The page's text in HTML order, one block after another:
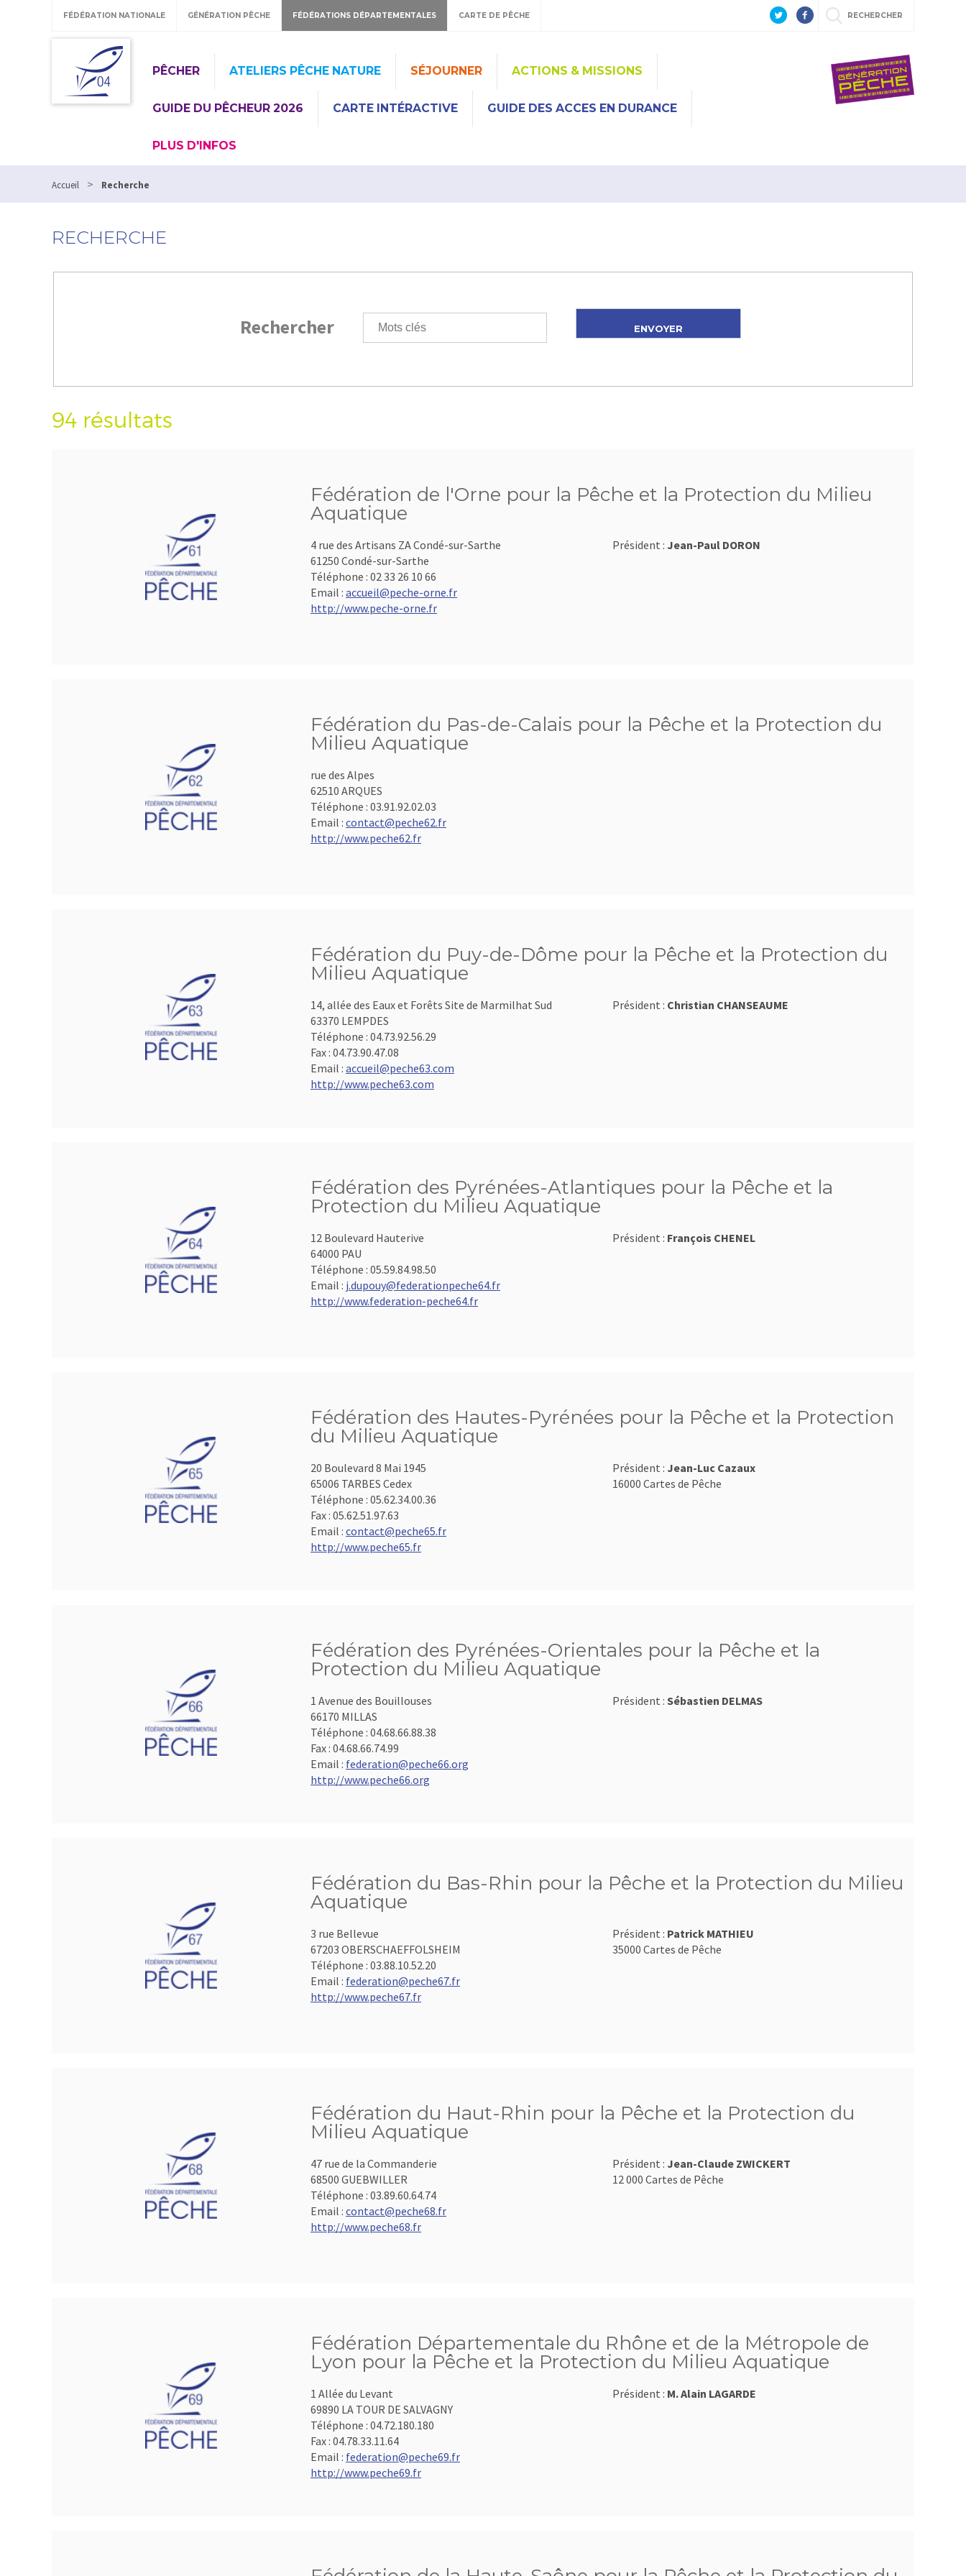
FÉDÉRATION NATIONALE GÉNÉRATION PÊCHE FÉDÉRATIONS DÉPARTEMENTALES CARTE DE PÊCHE RECHERCHER
PÊCHER ATELIERS PÊCHE NATURE SÉJOURNER ACTIONS & MISSIONS
GUIDE DU PÊCHEUR 2026 CARTE INTÉRACTIVE GUIDE DES ACCES EN DURANCE
PLUS D'INFOS
Accueil > Recherche
RECHERCHE
Rechercher
94 résultats
Fédération de l'Orne pour la Pêche et la Protection du Milieu
Aquatique
4 rue des Artisans ZA Condé-sur-Sarthe
61250 Condé-sur-Sarthe
Téléphone : 02 33 26 10 66
Email : accueil@peche-orne.fr
http://www.peche-orne.fr
Président : Jean-Paul DORON
Fédération du Pas-de-Calais pour la Pêche et la Protection du
Milieu Aquatique
rue des Alpes
62510 ARQUES
Téléphone : 03.91.92.02.03
Email : contact@peche62.fr
http://www.peche62.fr
Fédération du Puy-de-Dôme pour la Pêche et la Protection du
Milieu Aquatique
14, allée des Eaux et Forêts Site de Marmilhat Sud
63370 LEMPDES
Téléphone : 04.73.92.56.29
Fax : 04.73.90.47.08
Email : accueil@peche63.com
http://www.peche63.com
Président : Christian CHANSEAUME
Fédération des Pyrénées-Atlantiques pour la Pêche et la
Protection du Milieu Aquatique
12 Boulevard Hauterive
64000 PAU
Téléphone : 05.59.84.98.50
Email : j.dupouy@federationpeche64.fr
http://www.federation-peche64.fr
Président : François CHENEL
Fédération des Hautes-Pyrénées pour la Pêche et la Protection
du Milieu Aquatique
20 Boulevard 8 Mai 1945
65006 TARBES Cedex
Téléphone : 05.62.34.00.36
Fax : 05.62.51.97.63
Email : contact@peche65.fr
http://www.peche65.fr
Président : Jean-Luc Cazaux
16000 Cartes de Pêche
Fédération des Pyrénées-Orientales pour la Pêche et la
Protection du Milieu Aquatique
1 Avenue des Bouillouses
66170 MILLAS
Téléphone : 04.68.66.88.38
Fax : 04.68.66.74.99
Email : federation@peche66.org
http://www.peche66.org
Président : Sébastien DELMAS
Fédération du Bas-Rhin pour la Pêche et la Protection du Milieu
Aquatique
3 rue Bellevue
67203 OBERSCHAEFFOLSHEIM
Téléphone : 03.88.10.52.20
Email : federation@peche67.fr
http://www.peche67.fr
Président : Patrick MATHIEU
35000 Cartes de Pêche
Fédération du Haut-Rhin pour la Pêche et la Protection du
Milieu Aquatique
47 rue de la Commanderie
68500 GUEBWILLER
Téléphone : 03.89.60.64.74
Email : contact@peche68.fr
http://www.peche68.fr
Président : Jean-Claude ZWICKERT
12 000 Cartes de Pêche
Fédération Départementale du Rhône et de la Métropole de
Lyon pour la Pêche et la Protection du Milieu Aquatique
1 Allée du Levant
69890 LA TOUR DE SALVAGNY
Téléphone : 04.72.180.180
Fax : 04.78.33.11.64
Email : federation@peche69.fr
http://www.peche69.fr
Président : M. Alain LAGARDE